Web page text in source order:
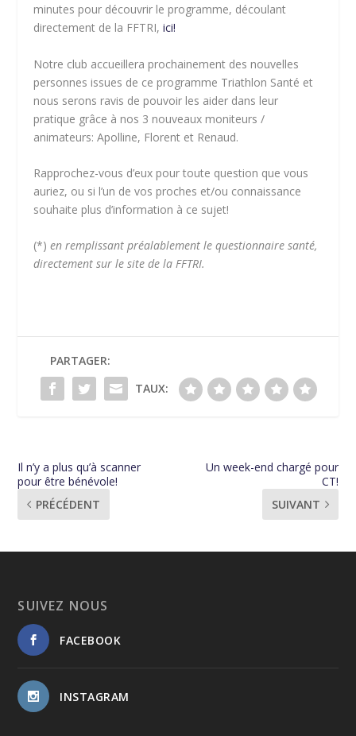
minutes pour découvrir le programme, découlant
directement de la FFTRI,ici!
Notre club accueillera prochainement des nouvelles
personnes issues de ce programme Triathlon Santé et
nous serons ravis de pouvoir les aider dans leur
pratique grâce à nos 3 nouveaux moniteurs /
animateurs: Apolline, Florent et Renaud.
Rapprochez-vous d’eux pour toute question que vous
auriez, ou si l’un de vos proches et/ou connaissance
souhaite plus d’information à ce sujet!
(*) en remplissant préalablement le questionnaire santé,
directement sur le site de la FFTRI.
PARTAGER:
TAUX:
Il n’y a plus qu’à scanner
pour être bénévole!
PRÉCÉDENT
Un week-end chargé pour
CT!
SUIVANT
SUIVEZ NOUS
FACEBOOK
INSTAGRAM